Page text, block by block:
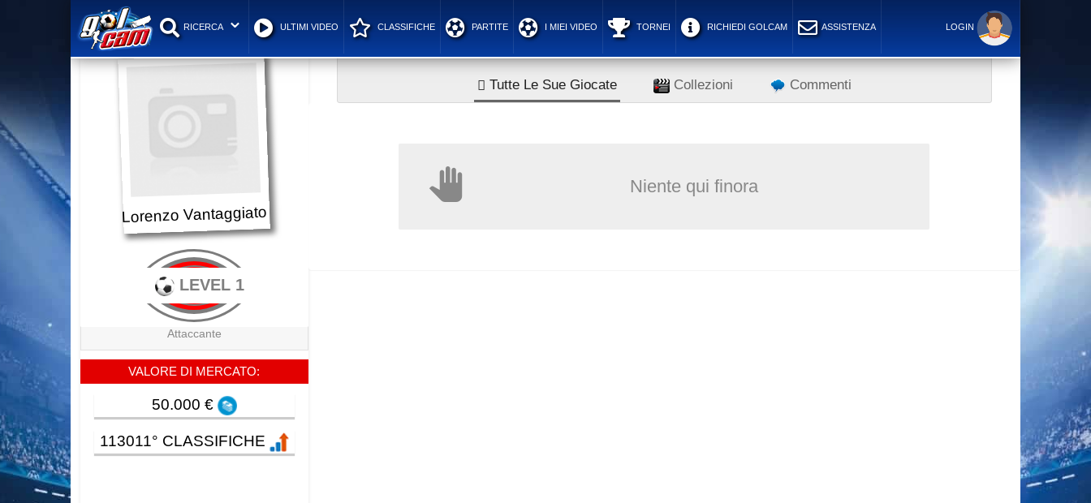
RICERCA ULTIMI VIDEO CLASSIFICHE PARTITE I MIEI VIDEO TORNEI RICHIEDI GOLCAM ASSISTENZA LOGIN
Lorenzo Vantaggiato
LEVEL 1
Attaccante
VALORE DI MERCATO:
50.000 €
113011° CLASSIFICHE
Tutte Le Sue Giocate Collezioni Commenti
Niente qui finora